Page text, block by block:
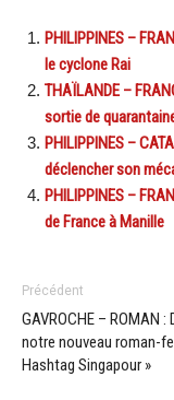
PHILIPPINES –
le cyclone Rai
THAÏLANDE –
sortie de
PHILIPPINES –
déclencher son
PHILIPPINES –
de France à Manille
Précédent
GAVROCHE – ROMAN :
notre nouveau roman-
Hashtag Singapour »